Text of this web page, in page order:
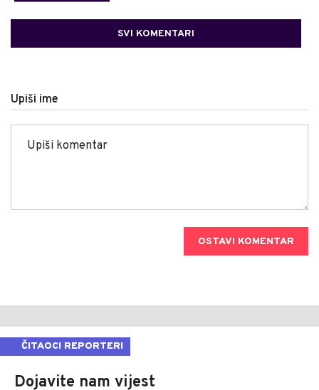
SVI KOMENTARI
Upiši ime
OSTAVI KOMENTAR
ČITAOCI REPORTERI
Dojavite nam vijest